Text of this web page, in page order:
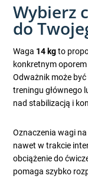
Wybierz
do
Waga 14 kgto
konkretnym
Odważnik może
treningu głównego
nad stabilizacją i
Oznaczenia wagi
nawet w trakcie
obciążenie do
pomaga szybko